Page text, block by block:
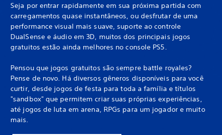
Seja por entrar rapidamente em sua próxima partida com
carregamentos quase instantâneos, ou desfrutar de uma
performance visual mais suave, suporte ao controle
DualSense e áudio em 3D, muitos dos principais jogos
gratuitos estão ainda melhores no console PS5.
Pensou que jogos gratuitos são sempre battle royales?
Pense de novo. Há diversos gêneros disponíveis para você
curtir, desde jogos de festa para toda a família e títulos
"sandbox" que permitem criar suas próprias experiências,
até jogos de luta em arena, RPGs para um jogador e muito
mais.